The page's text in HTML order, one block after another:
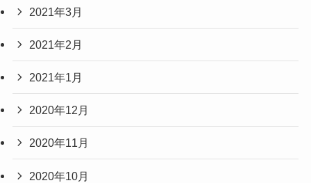
2021年3月
2021年2月
2021年1月
2020年12月
2020年11月
2020年10月